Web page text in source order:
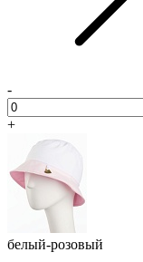
-
+
белый-розовый